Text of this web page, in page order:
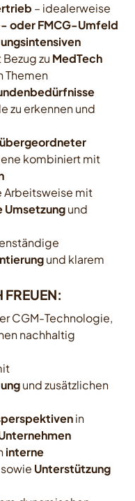
– idealerweise
oder FMCG-Umfeld
zu MedTech
Themen
zu erkennen und
kombiniert mit
Arbeitsweise mit
Umsetzungund
und klarem
FREUEN:
CGM-Technologie,
nachhaltig
und zusätzlichen
in
interne
sowie Unterstützung